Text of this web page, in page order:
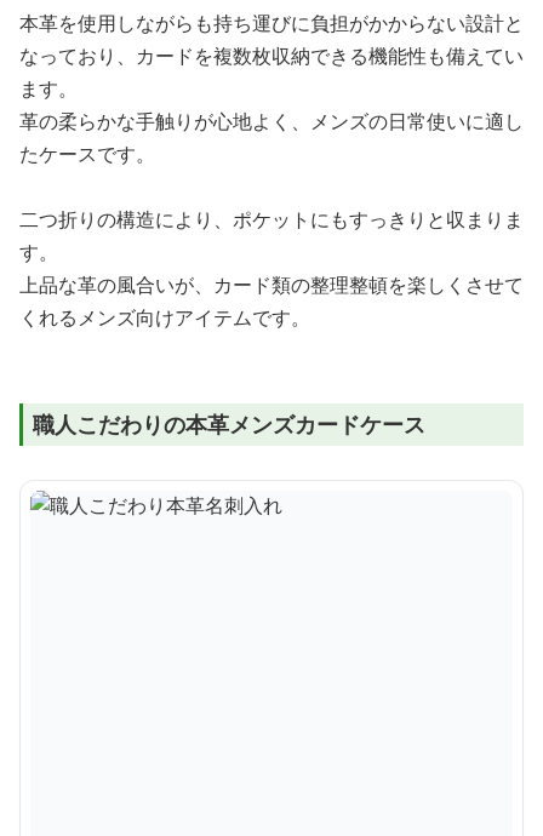
本革を使用しながらも持ち運びに負担がかからない設計と
なっており、カードを複数枚収納できる機能性も備えてい
ます。
革の柔らかな手触りが心地よく、メンズの日常使いに適し
たケースです。
二つ折りの構造により、ポケットにもすっきりと収まりま
す。
上品な革の風合いが、カード類の整理整頓を楽しくさせて
くれるメンズ向けアイテムです。
職人こだわりの本革メンズカードケース